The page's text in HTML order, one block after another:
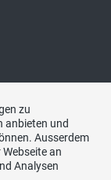
zu
anbieten und
Ausserdem
an
Analysen